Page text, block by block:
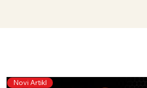
Novi Artikl